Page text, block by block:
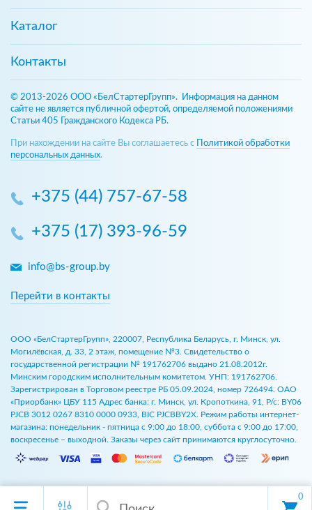
0
Каталог
Контакты
© 2013-2026 ООО «БелСтартерГрупп». Информация на данном
сайте не является публичной офертой, определяемой положениями
Статьи 405 Гражданского Кодекса РБ.
При нахождении на сайте Вы соглашаетесь с
Политикой обработки
персональных данных.
+375 (44) 757-67-58
+375 (17) 393-96-59
info@bs-group.by
Перейти в контакты
ООО «БелСтартерГрупп», 220007, Республика Беларусь, г. Минск, ул.
Могилёвская, д. 33, 2 этаж, помещение №3. Свидетельство о
государственной регистрации № 191762706 выдано 21.08.2012г.
Минским городским исполнительным комитетом. УНП: 191762706.
Зарегистрирован в Торговом реестре РБ 05.09.2024, номер 726494. ОАО
«Приорбанк» ЦБУ 115 Адрес банка: г. Минск, ул. Кропоткина, 91, Р/с: BY06
PJCB 3012 0267 8310 0000 0933, BIC PJCBBY2X. Режим работы интернет-
магазина: понедельник - пятница с 9:00 до 18:00, суббота с 9:00 до 17:00,
воскресенье – выходной. Заказы через сайт принимаются круглосуточно.